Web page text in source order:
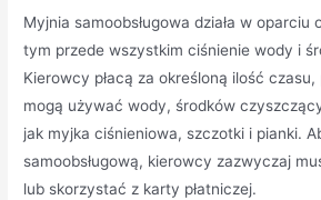
Myjnia samoobsługowa działa w oparciu
tym przede wszystkim ciśnienie wody i
Kierowcy płacą za określoną ilość
mogą używać wody, środków
jak myjka ciśnieniowa, szczotki i pianki.
samoobsługową, kierowcy zazwyczaj
lub skorzystać z karty płatniczej.